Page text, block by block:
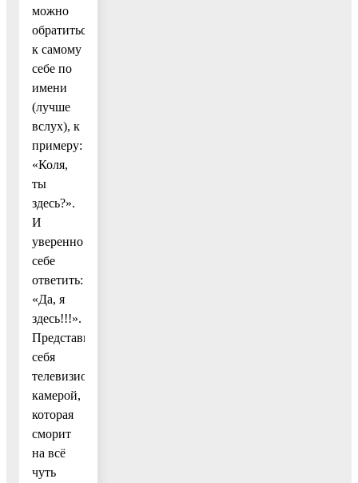
можно
обратиться
к самому
себе по
имени
(лучше
вслух), к
примеру:
«Коля,
ты
здесь?».
И
уверенно
себе
ответить:
«Да, я
здесь!!!».
Представьте
себя
телевизионной
камерой,
которая
сморит
на всё
чуть